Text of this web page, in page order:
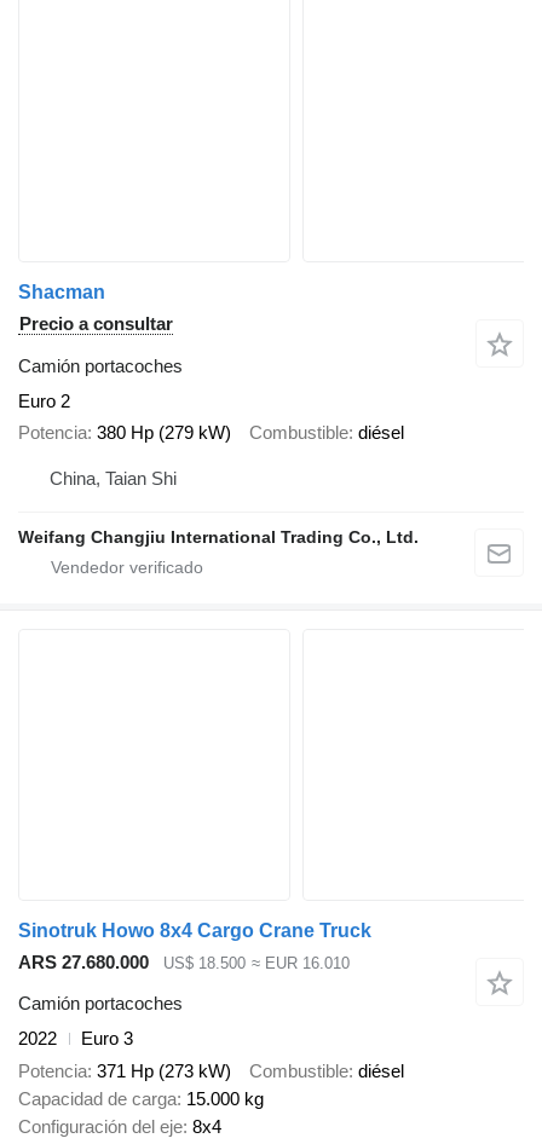
Shacman
Precio a consultar
Camión portacoches
Euro 2
Potencia 380 Hp (279 kW) Combustible diésel
China, Taian Shi
Weifang Changjiu International Trading Co., Ltd.
Sinotruk Howo 8x4 Cargo Crane Truck
ARS 27.680.000
US$ 18.500 ≈ EUR 16.010
Camión portacoches
2022
Euro 3
Potencia 371 Hp (273 kW) Combustible diésel
Capacidad de carga 15.000 kg
Configuración del eje 8x4